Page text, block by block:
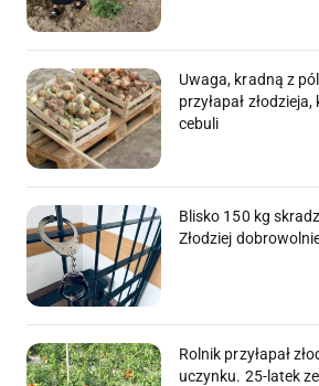
Uwaga, kradną z
przyłapał
cebuli
Blisko 150 kg
Złodziej
Rolnik przyłapał
uczynku. 25-latek